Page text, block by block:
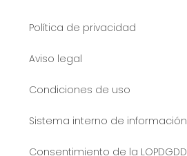
Política de privacidad
Aviso legal
Condiciones de uso
Sistema interno de información
Consentimiento de la LOPDGDD